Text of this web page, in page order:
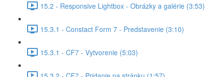
15.2 - Responsive Lightbox - Obrázky a galérie (3:53)
15.3.1 - Constact Form 7 - Predstavenie (3:10)
15.3.1 - CF7 - Vytvorenie (5:03)